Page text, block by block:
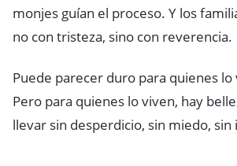
monjes guían el proceso. Y los
no con tristeza, sino con reverencia.
Puede parecer duro para quienes
Pero para quienes lo viven, hay
llevar sin desperdicio, sin miedo,